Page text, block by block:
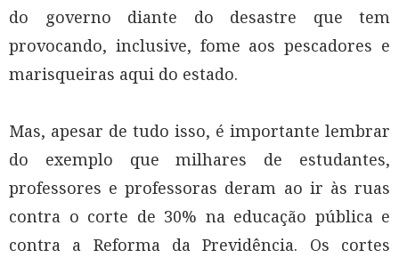
do governo diante do desastre que tem
provocando, inclusive, fome aos pescadores e
marisqueiras aqui do estado.
Mas, apesar de tudo isso, é importante lembrar
do exemplo que milhares de estudantes,
professores e professoras deram ao ir às ruas
contra o corte de 30% na educação pública e
contra a Reforma da Previdência. Os cortes